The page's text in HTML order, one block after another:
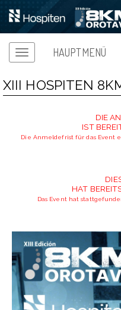
HAUPTMENÜ
XIII HOSPITEN
DIE
IST
Die Anmeldefrist für das Event
HAT
Das Event hat